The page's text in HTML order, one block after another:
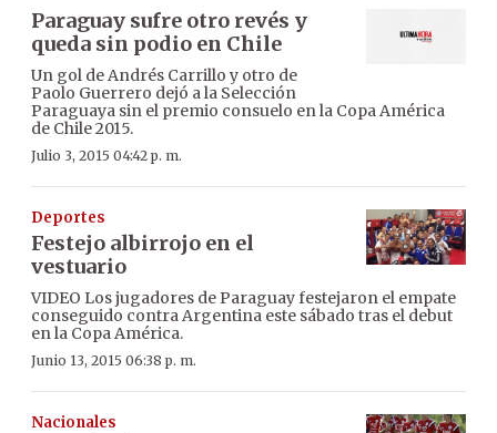
Paraguay sufre otro revés y
queda sin podio en Chile
Un gol de Andrés Carrillo y otro de
Paolo Guerrero dejó a la Selección
Paraguaya sin el premio consuelo en la Copa América
de Chile 2015.
Julio 3, 2015 04:42 p. m.
Deportes
Festejo albirrojo en el
vestuario
VIDEO Los jugadores de Paraguay festejaron el empate
conseguido contra Argentina este sábado tras el debut
en la Copa América.
Junio 13, 2015 06:38 p. m.
Nacionales